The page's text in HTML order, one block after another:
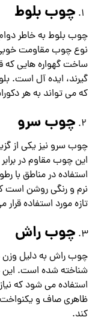
چوب بلوط
چوب بلوط به خاطر
نوع چوب مقاومت خوبی
ساخت گهواره هایی که
گیرند، ایده آل است.
که می تواند به هر
چوب سرو
چوب سرو نیز یکی از
این چوب مقاوم در
استفاده در مناطق با
نرم و رنگی روشن است
تازه مورد استفاده قرار
چوب راش
چوب راش به دلیل
شناخته شده است. این
استفاده می شود که
ظاهری صاف و
کند.